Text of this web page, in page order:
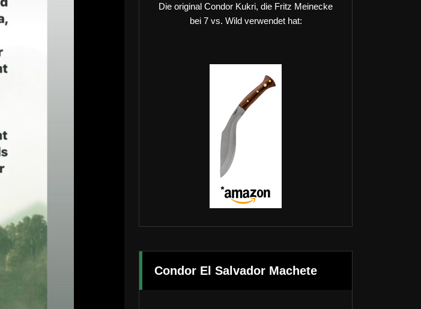
Die original Condor Kukri, die Fritz Meinecke
bei 7 vs. Wild verwendet hat:
Condor El Salvador Machete